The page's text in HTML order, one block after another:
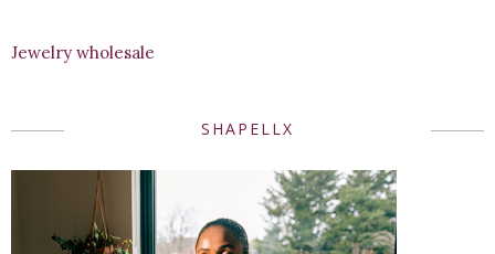
Jewelry wholesale
SHAPELLX